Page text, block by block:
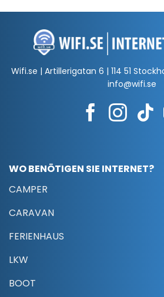
Wifi.se | Artillerigatan 6 | 114 51
info@wifi.se
WO BENÖTIGEN SIE INTERNET?
CAMPER
CARAVAN
FERIENHAUS
LKW
BOOT